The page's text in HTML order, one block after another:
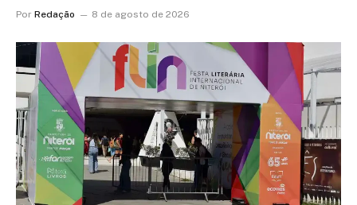
Por Redação 8 de agosto de 2026